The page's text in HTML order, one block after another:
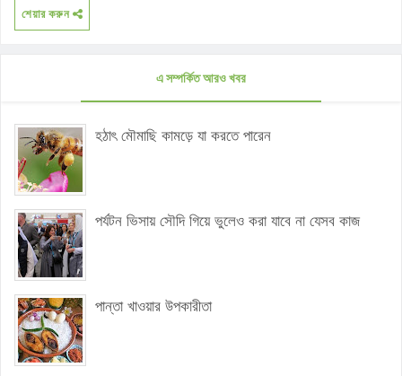
শেয়ার করুন
এ সম্পর্কিত আরও খবর
হঠাৎ মৌমাছি কামড়ে যা করতে পারেন
পর্যটন ভিসায় সৌদি গিয়ে ভুলেও করা যাবে না যেসব কাজ
পান্তা খাওয়ার উপকারীতা